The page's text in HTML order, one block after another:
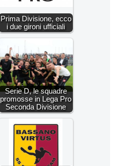
Prima Divisione, ecco
i due gironi ufficiali
Serie D, le squadre
promosse in Lega Pro
Seconda Divisione